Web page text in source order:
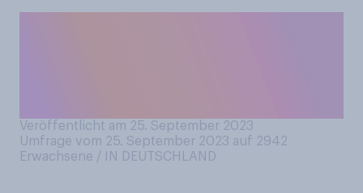
Veröffentlicht am 25. September 2023
Umfrage vom 25. September 2023 auf 2942
Erwachsene / IN DEUTSCHLAND